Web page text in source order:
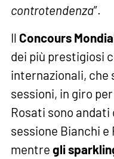
controtendenza”.
Il Concours
dei più prestigiosi
internazionali, che
sessioni, in giro
Rosati sono andati
sessione Bianchi e
mentre gli